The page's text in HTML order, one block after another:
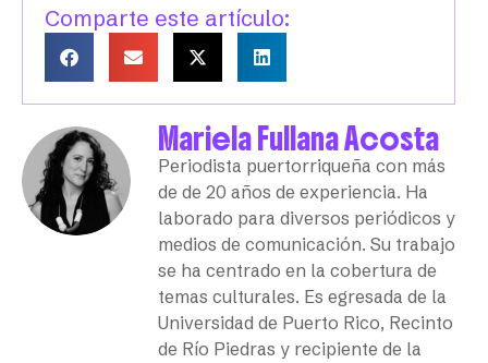
Comparte este artículo:
Mariela Fullana Acosta
Periodista puertorriqueña con más
de de 20 años de experiencia. Ha
laborado para diversos periódicos y
medios de comunicación. Su trabajo
se ha centrado en la cobertura de
temas culturales. Es egresada de la
Universidad de Puerto Rico, Recinto
de Río Piedras y recipiente de la